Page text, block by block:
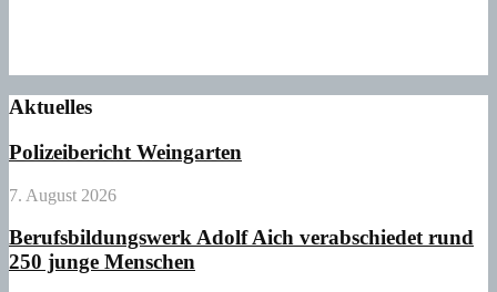
Aktuelles
Polizeibericht Weingarten
7. August 2026
Berufsbildungswerk Adolf Aich verabschiedet rund
250 junge Menschen